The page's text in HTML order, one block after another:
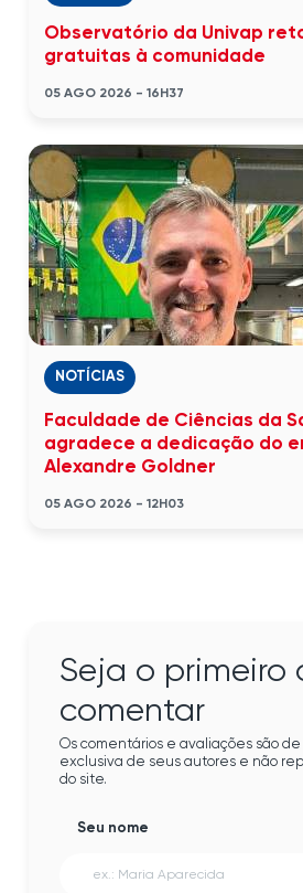
Observatório da Univap
gratuitas à comunidade
05 AGO 2026 - 16H37
NOTÍCIAS
Faculdade de Ciências da
agradece a dedicação do
Alexandre Goldner
05 AGO 2026 - 12H03
Seja o primeiro
comentar
Os comentários e avaliações são
exclusiva de seus autores e não
do site.
Seu nome